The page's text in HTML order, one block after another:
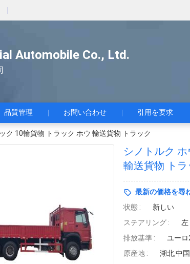
Automobile Co., Ltd.
品質管理 お問い合わせ 引用を要求
ク 10輪貨物 トラック ホウ 輸送貨物 トラック
シノトルク
輸送貨物 トラ
最新の価格を尋
状態 :
新しい
ステアリング :
左
排放基準 :
ユーロ
原産地 :
湖北,中国